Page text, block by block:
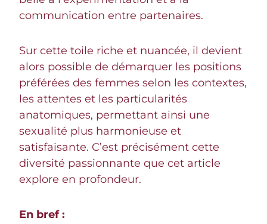
communication entre partenaires.
Sur cette toile riche et nuancée, il devient
alors possible de démarquer les positions
préférées des femmes selon les contextes,
les attentes et les particularités
anatomiques, permettant ainsi une
sexualité plus harmonieuse et
satisfaisante. C’est précisément cette
diversité passionnante que cet article
explore en profondeur.
En bref :